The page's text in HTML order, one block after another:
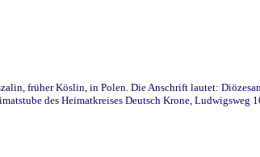
früher Köslin, in Polen. Die Anschrift lautet:
des Heimatkreises Deutsch Krone,